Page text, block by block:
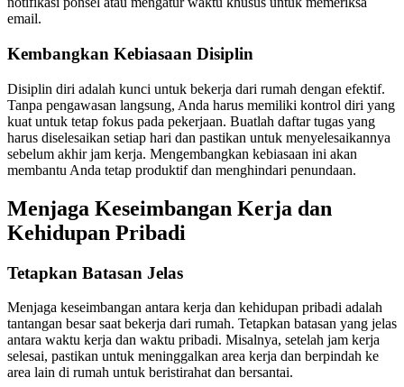
email.
Kembangkan Kebiasaan Disiplin
Disiplin diri adalah kunci untuk bekerja dari rumah dengan efektif.
Tanpa pengawasan langsung, Anda harus memiliki kontrol diri yang
kuat untuk tetap fokus pada pekerjaan. Buatlah daftar tugas yang
harus diselesaikan setiap hari dan pastikan untuk menyelesaikannya
sebelum akhir jam kerja. Mengembangkan kebiasaan ini akan
membantu Anda tetap produktif dan menghindari penundaan.
Menjaga Keseimbangan Kerja dan
Kehidupan Pribadi
Tetapkan Batasan Jelas
Menjaga keseimbangan antara kerja dan kehidupan pribadi adalah
tantangan besar saat bekerja dari rumah. Tetapkan batasan yang jelas
antara waktu kerja dan waktu pribadi. Misalnya, setelah jam kerja
selesai, pastikan untuk meninggalkan area kerja dan berpindah ke
area lain di rumah untuk beristirahat dan bersantai.